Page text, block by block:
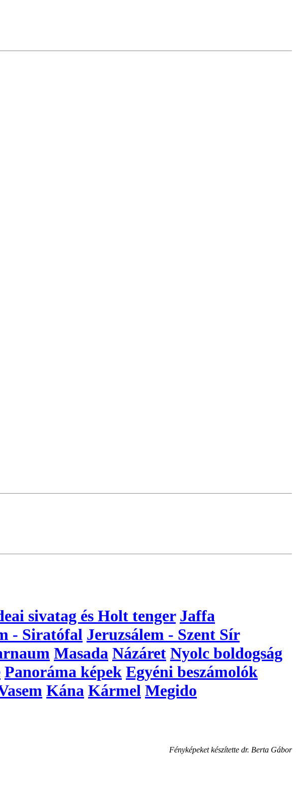
sivatag és Holt tenger Jaffa
- Siratófal Jeruzsálem - Szent Sír
Masada Názáret Nyolc boldogság
Panoráma képek Egyéni beszámolók
Kána Kármel Megido
Fényképeket készítette dr. Berta Gábor